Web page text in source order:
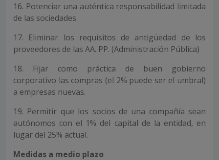
16. Potenciar una auténtica responsabilidad limitada
de las sociedades.
17. Eliminar los requisitos de antigüedad de los
proveedores de las AA. PP. (Administración Pública)
18. Fijar como práctica de buen gobierno
corporativo las compras (el 2% puede ser el umbral)
a empresas nuevas.
19. Permitir que los socios de una compañía sean
autónomos con el 1% del capital de la entidad, en
lugar del 25% actual.
Medidas a medio plazo